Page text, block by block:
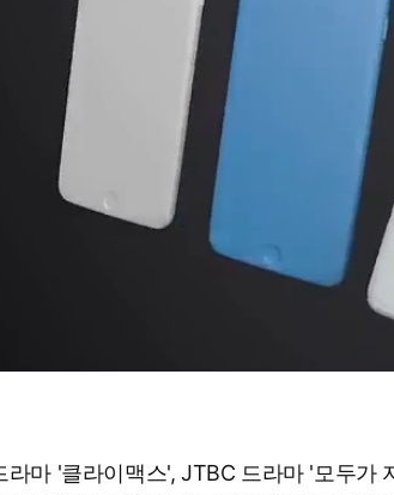
라마 '클라이맥스', JTBC 드라마 '모두가